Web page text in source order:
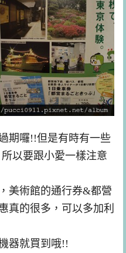
期囉!!但是有時有一些
以要跟小愛一樣注意
美術館的通行券&都營
真的很多，可以多加利
器就買到哦!!